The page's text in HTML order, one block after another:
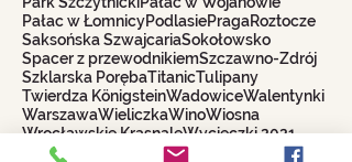
Pałac w ŁomnicyPodlasiePragaRoztocze
Saksońska SzwajcariaSokołowsko
Spacer z przewodnikiemSzczawno-Zdrój
Szklarska PorębaTitanicTulipany
Twierdza KönigsteinWadowiceWalentynki
WarszawaWieliczkaWinoWiosna
Wrocławskie KrasnaleWycieczki 2021
Włochy